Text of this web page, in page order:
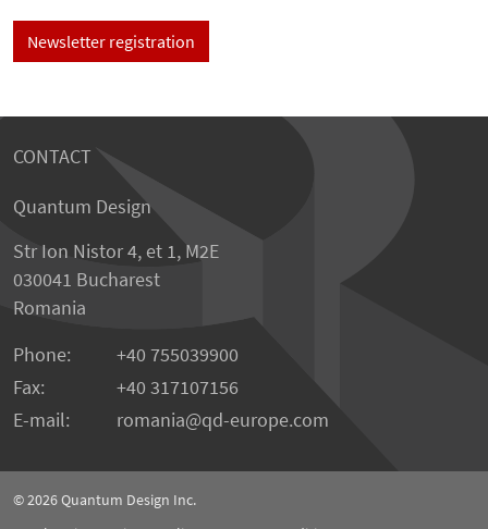
Newsletter registration
CONTACT
Quantum Design
Str Ion Nistor 4, et 1, M2E
030041 Bucharest
Romania
Phone:
+40 755039900
Fax:
+40 317107156
E-mail:
romania qd-europe.com
© 2026Quantum Design Inc.